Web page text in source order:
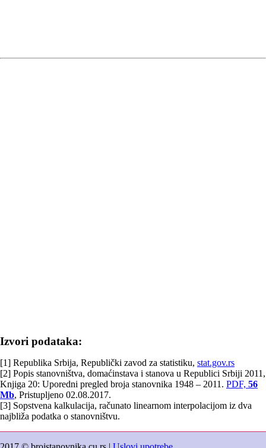
Izvori podataka:
[1] Republika Srbija, Republički zavod za statistiku, stat.gov.rs
[2] Popis stanovništva, domaćinstava i stanova u Republici Srbiji 2011,
Knjiga 20: Uporedni pregled broja stanovnika 1948 – 2011. PDF, 56
Mb, Pristupljeno 02.08.2017.
[3] Sopstvena kalkulacija, računato linearnom interpolacijom iz dva
najbliža podatka o stanovništvu.